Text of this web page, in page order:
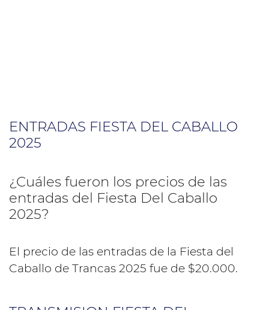
ENTRADAS FIESTA DEL CABALLO
2025
¿Cuáles fueron los precios de las
entradas del Fiesta Del Caballo
2025?
El precio de las entradas de la Fiesta del
Caballo de Trancas 2025 fue de $20.000.